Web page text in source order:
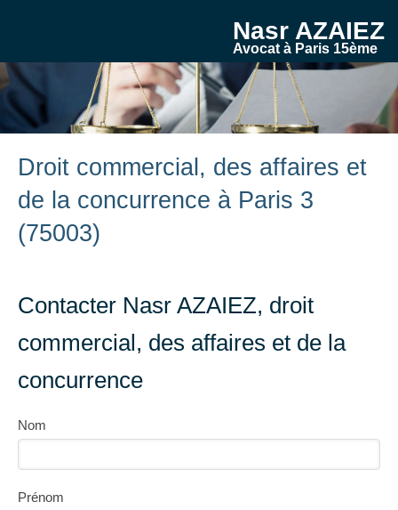
Nasr AZAIEZ
Avocat à Paris 15ème
Droit commercial, des affaires et
de la concurrence à Paris 3
(75003)
Contacter Nasr AZAIEZ, droit
commercial, des affaires et de la
concurrence
Nom
Prénom